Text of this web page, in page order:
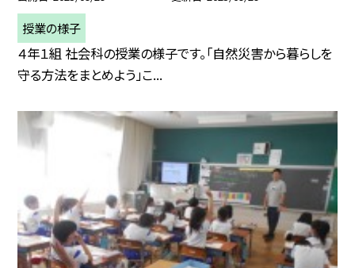
授業の様子
４年１組 社会科の授業の様子です。「自然災害から暮らしを
守る方法をまとめよう」こ...